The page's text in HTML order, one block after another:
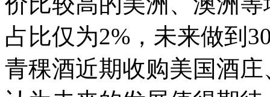
占比仅为2%，未来做到
青稞酒近期收购美国酒